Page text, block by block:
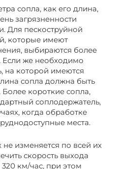
сопла, как его длина,
загрязненности
Для пескоструйной
которые имеют
выбираются более
Если же необходимо
на которой имеются
сопла должна быть
короткие сопла,
соплодержатель,
когда обработке
места.
изменяется по всей их
скорость выхода
км/час, при этом